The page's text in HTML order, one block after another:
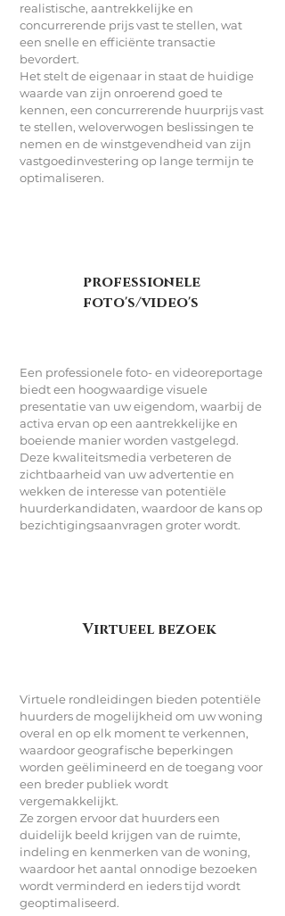
realistische, aantrekkelijke en
concurrerende prijs vast te stellen, wat
een snelle en efficiënte transactie
bevordert.
Het stelt de eigenaar in staat de huidige
waarde van zijn onroerend goed te
kennen, een concurrerende huurprijs vast
te stellen, weloverwogen beslissingen te
nemen en de winstgevendheid van zijn
vastgoedinvestering op lange termijn te
optimaliseren.
professionele
foto's/video's
Een professionele foto- en videoreportage
biedt een hoogwaardige visuele
presentatie van uw eigendom, waarbij de
activa ervan op een aantrekkelijke en
boeiende manier worden vastgelegd.
Deze kwaliteitsmedia verbeteren de
zichtbaarheid van uw advertentie en
wekken de interesse van potentiële
huurderkandidaten, waardoor de kans op
bezichtigingsaanvragen groter wordt.
Virtueel bezoek
Virtuele rondleidingen bieden potentiële
huurders de mogelijkheid om uw woning
overal en op elk moment te verkennen,
waardoor geografische beperkingen
worden geëlimineerd en de toegang voor
een breder publiek wordt
vergemakkelijkt.
Ze zorgen ervoor dat huurders een
duidelijk beeld krijgen van de ruimte,
indeling en kenmerken van de woning,
waardoor het aantal onnodige bezoeken
wordt verminderd en ieders tijd wordt
geoptimaliseerd.